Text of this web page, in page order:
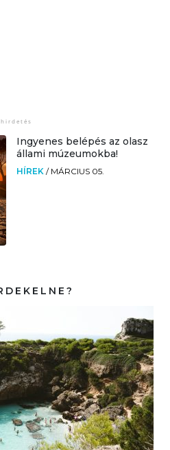
Ingyenes belépés az olasz
állami múzeumokba!
HÍREK / MÁRCIUS 05.